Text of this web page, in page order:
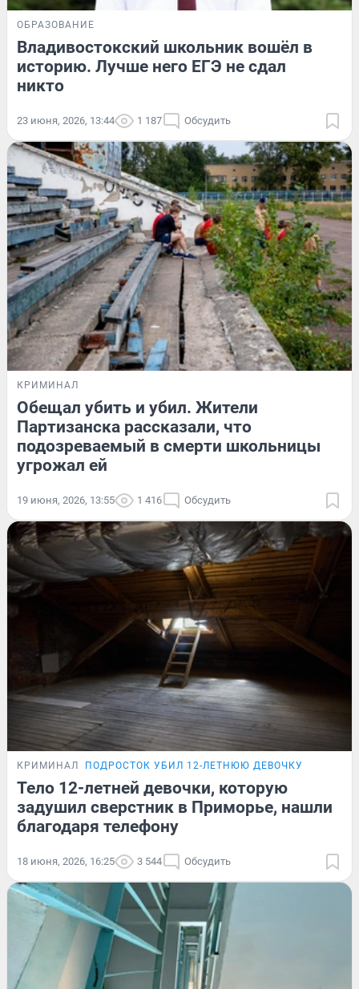
ОБРАЗОВАНИЕ
Владивостокский школьник вошёл в
историю. Лучше него ЕГЭ не сдал
никто
23 июня, 2026, 13:44 1 187 Обсудить
КРИМИНАЛ
Обещал убить и убил. Жители
Партизанска рассказали, что
подозреваемый в смерти школьницы
угрожал ей
19 июня, 2026, 13:55 1 416 Обсудить
КРИМИНАЛ ПОДРОСТОК УБИЛ 12-ЛЕТНЮЮ ДЕВОЧКУ
Тело 12-летней девочки, которую
задушил сверстник в Приморье, нашли
благодаря телефону
18 июня, 2026, 16:25 3 544 Обсудить